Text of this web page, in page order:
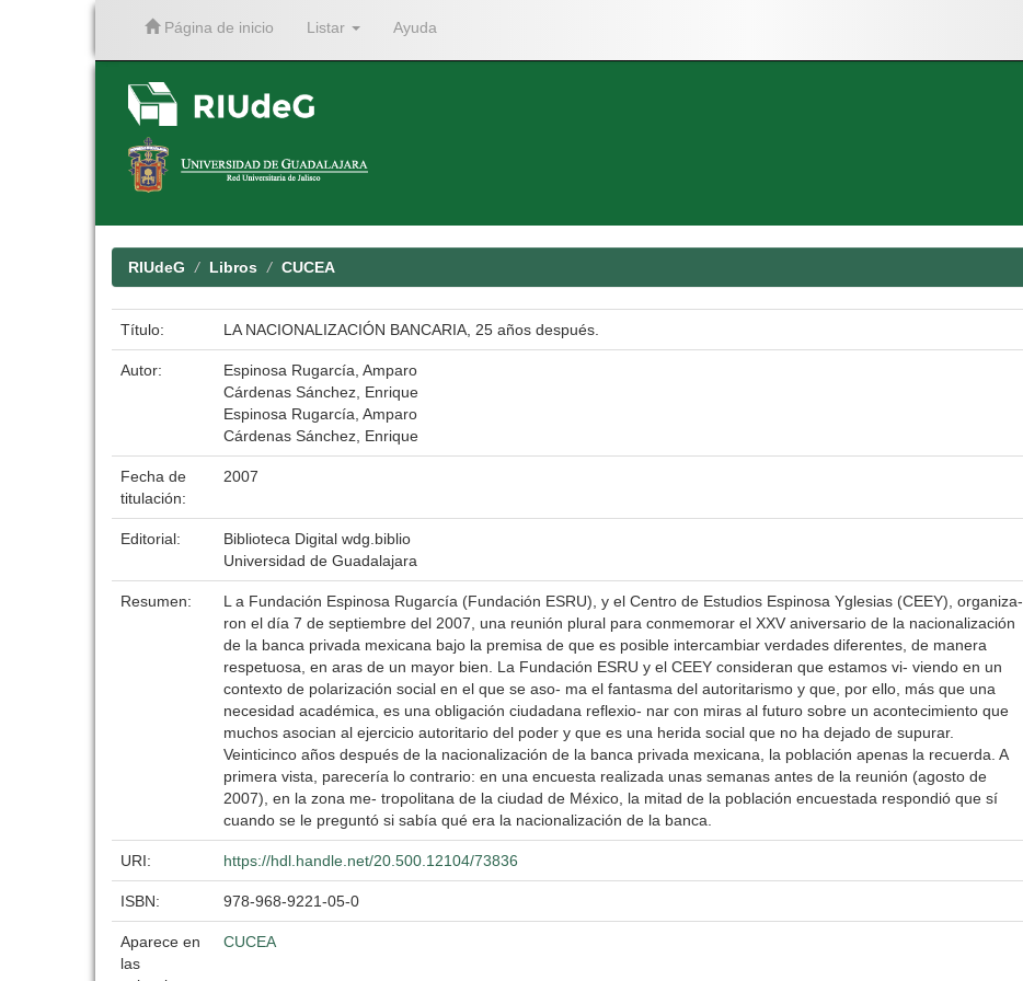
Página de inicio Listar Ayuda
RIUdeG Libros CUCEA
Título: LA NACIONALIZACIÓN BANCARIA, 25 años después.
Autor:
Espinosa Rugarcía, Amparo
Cárdenas Sánchez, Enrique
Espinosa Rugarcía, Amparo
Cárdenas Sánchez, Enrique
Fecha de
titulación:
2007
Editorial:
Biblioteca Digital wdg.biblio
Universidad de Guadalajara
Resumen:
L a Fundación Espinosa Rugarcía (Fundación ESRU), y el Centro de Estudios Espinosa Yglesias (CEEY), organiza-
ron el día 7 de septiembre del 2007, una reunión plural para conmemorar el XXV aniversario de la nacionalización
de la banca privada mexicana bajo la premisa de que es posible intercambiar verdades diferentes, de manera
respetuosa, en aras de un mayor bien. La Fundación ESRU y el CEEY consideran que estamos vi- viendo en un
contexto de polarización social en el que se aso- ma el fantasma del autoritarismo y que, por ello, más que una
necesidad académica, es una obligación ciudadana reflexio- nar con miras al futuro sobre un acontecimiento que
muchos asocian al ejercicio autoritario del poder y que es una herida social que no ha dejado de supurar.
Veinticinco años después de la nacionalización de la banca privada mexicana, la población apenas la recuerda. A
primera vista, parecería lo contrario: en una encuesta realizada unas semanas antes de la reunión (agosto de
2007), en la zona me- tropolitana de la ciudad de México, la mitad de la población encuestada respondió que sí
cuando se le preguntó si sabía qué era la nacionalización de la banca.
URI: https://hdl.handle.net/20.500.12104/73836
ISBN: 978-968-9221-05-0
Aparece en
las
CUCEA